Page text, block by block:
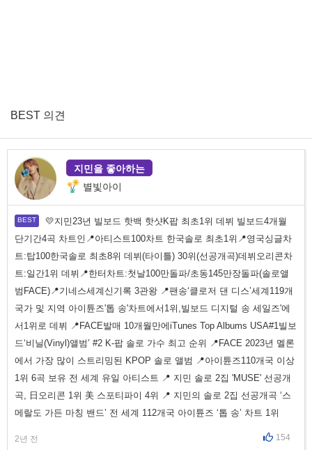
BEST 의견
지민을 좋아하는
별빛아이
💛지민23년 빌보드 핫백 핫샷K팝 최초1위 데뷔 빌보드4개월
단기간4곡 차트인📍아티스트100차트 한국솔로 최초1위📍영국싱글차
트:탑100한국솔로 최초8위 데뷔(타이틀) 30위(선공개곡)데뷔오리콘차
트:일간1위 데뷔📍한터차트:첫날100만돌파/초동145만장돌파(솔로앨
범FACE)📍기네스세계신기록 3관왕 📍팬송‘클로저 댄 디스’세계119개
국가 및 지역 아이튠즈'톱 송'차트에서1위,빌보드 디지털 송 세일즈'에
서1위로 데뷔 📍FACE발매 10개월만에iTunes Top Albums USA#1빌보
드‘비닐(Vinyl)앨범’ #2 K-팝 솔로 가수 최고 순위 📍FACE 2023년 멜론
에서 가장 많이 스트리밍된 KPOP 솔로 앨범 📍아이튠즈110개국 이상
1위 6곡 보유 전 세계 유일 아티스트 📍 지민 솔로 2집 'MUSE' 선공개
곡, 日오리콘 1위 美 스포티파이 4위 📍 지민의 솔로 2집 선공개곡 ‘스
메랄도 가든 마칭 밴드’ 전 세계 112개국 아이튠즈 ‘톱 송’ 차트 1위
2년 전 154